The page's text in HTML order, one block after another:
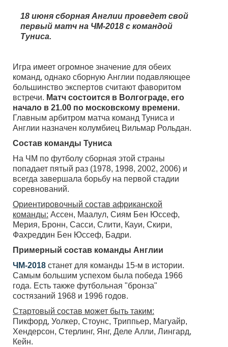
18 июня сборная Англии проведет свой
первый матч на ЧМ-2018 с командой
Туниса.
Игра имеет огромное значение для обеих
команд, однако сборную Англии подавляющее
большинство экспертов считают фаворитом
встречи. Матч состоится в Волгограде, его
начало в 21.00 по московскому времени.
Главным арбитром матча команд Туниса и
Англии назначен колумбиец Вильмар Рольдан.
Состав команды Туниса
На ЧМ по футболу сборная этой страны
попадает пятый раз (1978, 1998, 2002, 2006) и
всегда завершала борьбу на первой стадии
соревнований.
Ориентировочный состав африканской
команды: Ассен, Маалул, Сиям Бен Юссеф,
Мерия, Бронн, Сасси, Слити, Кауи, Скири,
Фахреддин Бен Юссеф, Бадри.
Примерный состав команды Англии
ЧМ-2018 станет для команды 15-м в истории.
Самым большим успехом была победа 1966
года. Есть также футбольная "бронза"
состязаний 1968 и 1996 годов.
Стартовый состав может быть таким:
Пикфорд, Уолкер, Стоунс, Триппьер, Магуайр,
Хендерсон, Стерлинг, Янг, Деле Алли, Лингард,
Кейн.